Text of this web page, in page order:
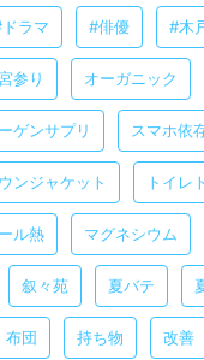
ラマ #俳優 #木
参り オーガニック
ゲンサプリ スマホ依
ンジャケット トイレ
ル熱 マグネシウム
叙々苑 夏バテ
布団 持ち物 改善